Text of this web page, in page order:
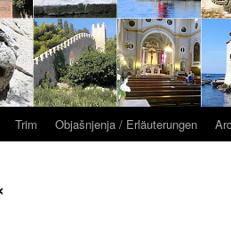
Trim Objašnjenja / Erläuterungen